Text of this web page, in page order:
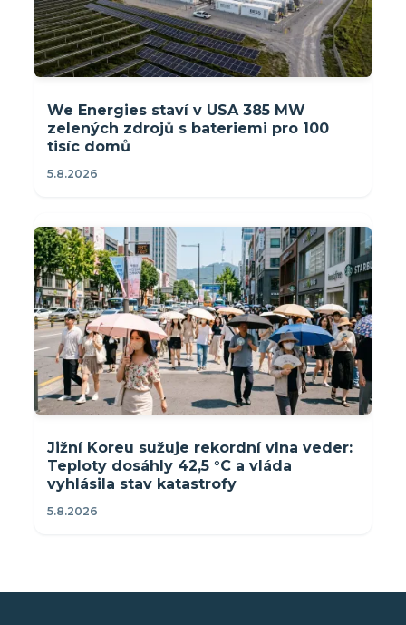
We Energies staví v USA 385 MW
zelených zdrojů s bateriemi pro 100
tisíc domů
5.8.2026
Jižní Koreu sužuje rekordní vlna veder:
Teploty dosáhly 42,5 °C a vláda
vyhlásila stav katastrofy
5.8.2026